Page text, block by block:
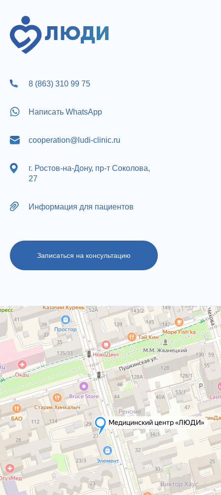
8 (863) 310 99 75
Написать WhatsApp
cooperation@ludi-clinic.ru
г. Ростов-на-Дону, пр-т Соколова,
27
Информация для пациентов
Записаться на консультацию